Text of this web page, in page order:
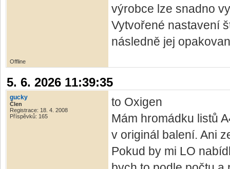
výrobce lze snadno
Vytvořené nastavení
následně jej
Offline
5. 6. 2026 11:39:35
gucky
Člen
Registrace: 18. 4. 2008
Příspěvků: 165
to Oxigen
Mám hromádku listů
v originál balení. Ani
Pokud by mi LO